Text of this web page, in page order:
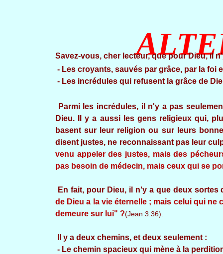
Savez-vous, cher lecteur, que pour Dieu, il
- Les croyants, sauvés par grâce, par la
- Les incrédules qui refusent la grâce de
Parmi les incrédules, il n'y a pas
Dieu. Il y a aussi les gens religieux qui,
basent sur leur religion ou sur leurs
disent justes, ne reconnaissant pas leur
venu appeler des justes, mais des
pas besoin de médecin, mais ceux qui se
En fait, pour Dieu, il n'y a que deux
de Dieu a la vie éternelle ; mais celui qui ne
demeure sur lui" ?(Jean 3.36).
Il y a deux chemins, et deux seulement :
- Le chemin spacieux qui mène à la